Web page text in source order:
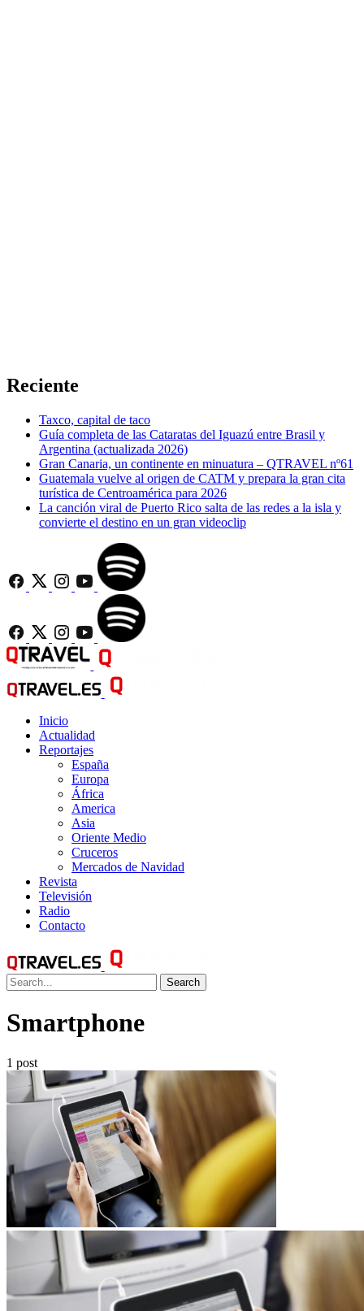
Reciente
Taxco, capital de taco
Guía completa de las Cataratas del Iguazú entre Brasil y
Argentina (actualizada 2026)
Gran Canaria, un continente en minuatura – QTRAVEL nº61
Guatemala vuelve al origen de CATM y prepara la gran cita
turística de Centroamérica para 2026
La canción viral de Puerto Rico salta de las redes a la isla y
convierte el destino en un gran videoclip
Inicio
Actualidad
Reportajes
España
Europa
África
America
Asia
Oriente Medio
Cruceros
Mercados de Navidad
Revista
Televisión
Radio
Contacto
Search
Smartphone
1 post